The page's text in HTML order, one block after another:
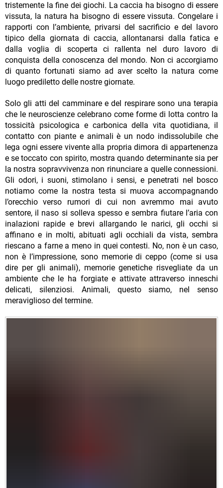
tristemente la fine dei giochi. La caccia ha bisogno di essere
vissuta, la natura ha bisogno di essere vissuta. Congelare i
rapporti con l’ambiente, privarsi del sacrificio e del lavoro
tipico della giornata di caccia, allontanarsi dalla fatica e
dalla voglia di scoperta ci rallenta nel duro lavoro di
conquista della conoscenza del mondo. Non ci accorgiamo
di quanto fortunati siamo ad aver scelto la natura come
luogo prediletto delle nostre giornate.
Solo gli atti del camminare e del respirare sono una terapia
che le neuroscienze celebrano come forme di lotta contro la
tossicità psicologica e carbonica della vita quotidiana, il
contatto con piante e animali è un nodo indissolubile che
lega ogni essere vivente alla propria dimora di appartenenza
e se toccato con spirito, mostra quando determinante sia per
la nostra sopravvivenza non rinunciare a quelle connessioni.
Gli odori, i suoni, stimolano i sensi, e penetrati nel bosco
notiamo come la nostra testa si muova accompagnando
l’orecchio verso rumori di cui non avremmo mai avuto
sentore, il naso si solleva spesso e sembra fiutare l’aria con
inalazioni rapide e brevi allargando le narici, gli occhi si
affinano e in molti, abituati agli occhiali da vista, sembra
riescano a farne a meno in quei contesti. No, non è un caso,
non è l’impressione, sono memorie di ceppo (come si usa
dire per gli animali), memorie genetiche risvegliate da un
ambiente che le ha forgiate e attivate attraverso inneschi
delicati, silenziosi. Animali, questo siamo, nel senso
meraviglioso del termine.